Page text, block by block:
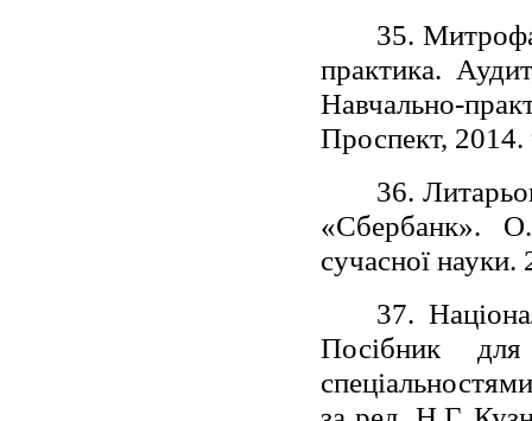
35.
практика.
Навчально-
Проспект, 2014.
36.
«Сбербанк».
сучасної
37.
Посібник